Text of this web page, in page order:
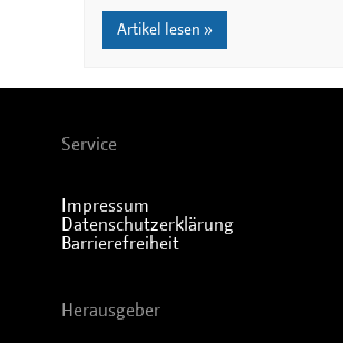
Artikel lesen »
Service
Impressum
Datenschutzerklärung
Barrierefreiheit
Herausgeber